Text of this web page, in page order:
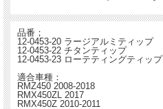
品番；
12-0453-20 ラージアルミティップ
12-0453-22 チタンティップ
12-0453-23 ローテティングティップ
適合車種：
RMZ450 2008-2018
RMX450ZL 2017
RMX450Z 2010-2011